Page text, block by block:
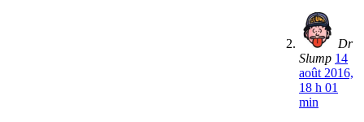
Dr
Slump 14
août 2016,
18 h 01
min